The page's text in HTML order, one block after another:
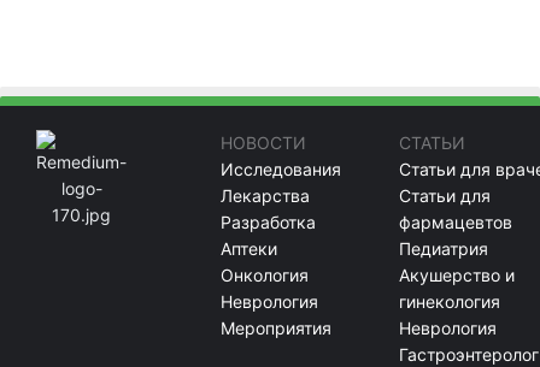
НОВОСТИ
Исследования
Лекарства
Разработка
Аптеки
Онкология
Неврология
Мероприятия
СТАТЬИ
Статьи для
Статьи для
фармацевтов
Педиатрия
Акушерство и
гинекология
Неврология